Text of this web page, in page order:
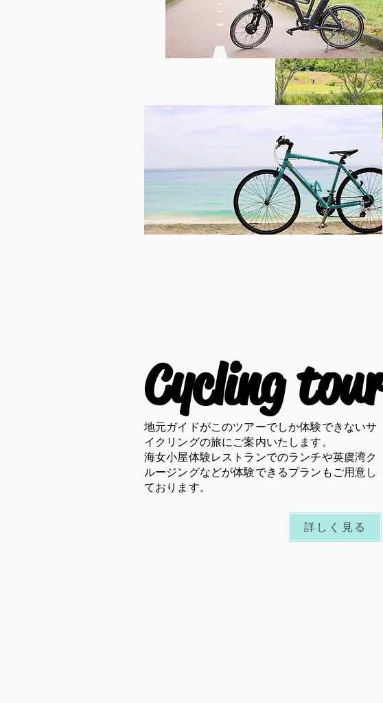
Cycling tour
地元ガイドがこのツアーでしか体験できないサ
イクリングの旅にご案内いたします。
海女小屋体験レストランでのランチや英虞湾ク
ルージングなどが体験できるプランもご用意し
ております​。
詳しく見る